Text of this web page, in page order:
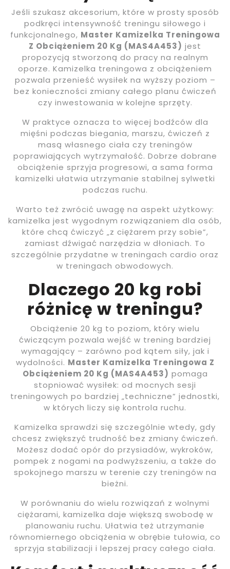
Jeśli szukasz akcesorium, które w prosty sposób
podkręci intensywność treningu siłowego i
funkcjonalnego, Master Kamizelka Treningowa
Z Obciążeniem 20 Kg (MAS4A453) jest
propozycją stworzoną do pracy na realnym
oporze. Kamizelka treningowa z obciążeniem
pozwala przenieść wysiłek na wyższy poziom –
bez konieczności zmiany całego planu ćwiczeń
czy inwestowania w kolejne sprzęty.
W praktyce oznacza to więcej bodźców dla
mięśni podczas biegania, marszu, ćwiczeń z
masą własnego ciała czy treningów
poprawiających wytrzymałość. Dobrze dobrane
obciążenie sprzyja progresowi, a sama forma
kamizelki ułatwia utrzymanie stabilnej sylwetki
podczas ruchu.
Warto też zwrócić uwagę na aspekt użytkowy:
kamizelka jest wygodnym rozwiązaniem dla osób,
które chcą ćwiczyć „z ciężarem przy sobie”,
zamiast dźwigać narzędzia w dłoniach. To
szczególnie przydatne w treningach cardio oraz
w treningach obwodowych.
Dlaczego 20 kg robi
różnicę w treningu?
Obciążenie 20 kg to poziom, który wielu
ćwiczącym pozwala wejść w trening bardziej
wymagający – zarówno pod kątem siły, jak i
wydolności. Master Kamizelka Treningowa Z
Obciążeniem 20 Kg (MAS4A453) pomaga
stopniować wysiłek: od mocnych sesji
treningowych po bardziej „techniczne” jednostki,
w których liczy się kontrola ruchu.
Kamizelka sprawdzi się szczególnie wtedy, gdy
chcesz zwiększyć trudność bez zmiany ćwiczeń.
Możesz dodać opór do przysiadów, wykroków,
pompek z nogami na podwyższeniu, a także do
spokojnego marszu w terenie czy treningów na
bieżni.
W porównaniu do wielu rozwiązań z wolnymi
ciężarami, kamizelka daje większą swobodę w
planowaniu ruchu. Ułatwia też utrzymanie
równomiernego obciążenia w obrębie tułowia, co
sprzyja stabilizacji i lepszej pracy całego ciała.